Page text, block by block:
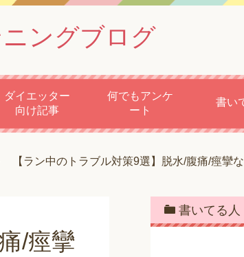
ングブログ
ダイエッター
向け記事
何でもアンケ
ート
書い
【ラン中のトラブル対策9選】脱水/腹痛/痙攣
/痙攣
書いてる人